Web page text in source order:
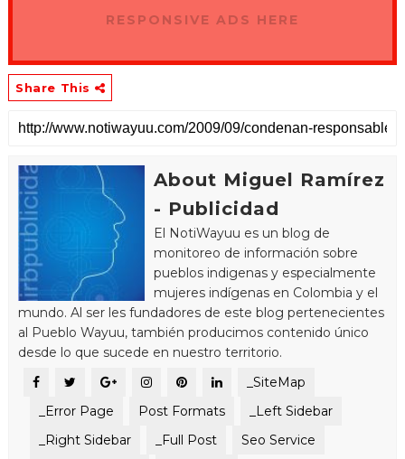
RESPONSIVE ADS HERE
Share This
About Miguel Ramírez
- Publicidad
El NotiWayuu es un blog de
monitoreo de información sobre
pueblos indigenas y especialmente
mujeres indígenas en Colombia y el
mundo. Al ser les fundadores de este blog pertenecientes
al Pueblo Wayuu, también producimos contenido único
desde lo que sucede en nuestro territorio.
_SiteMap
_Error Page
Post Formats
_Left Sidebar
_Right Sidebar
_Full Post
Seo Service